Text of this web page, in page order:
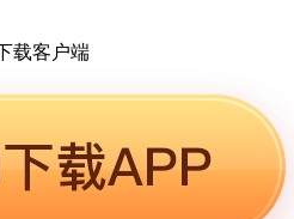
载客户端